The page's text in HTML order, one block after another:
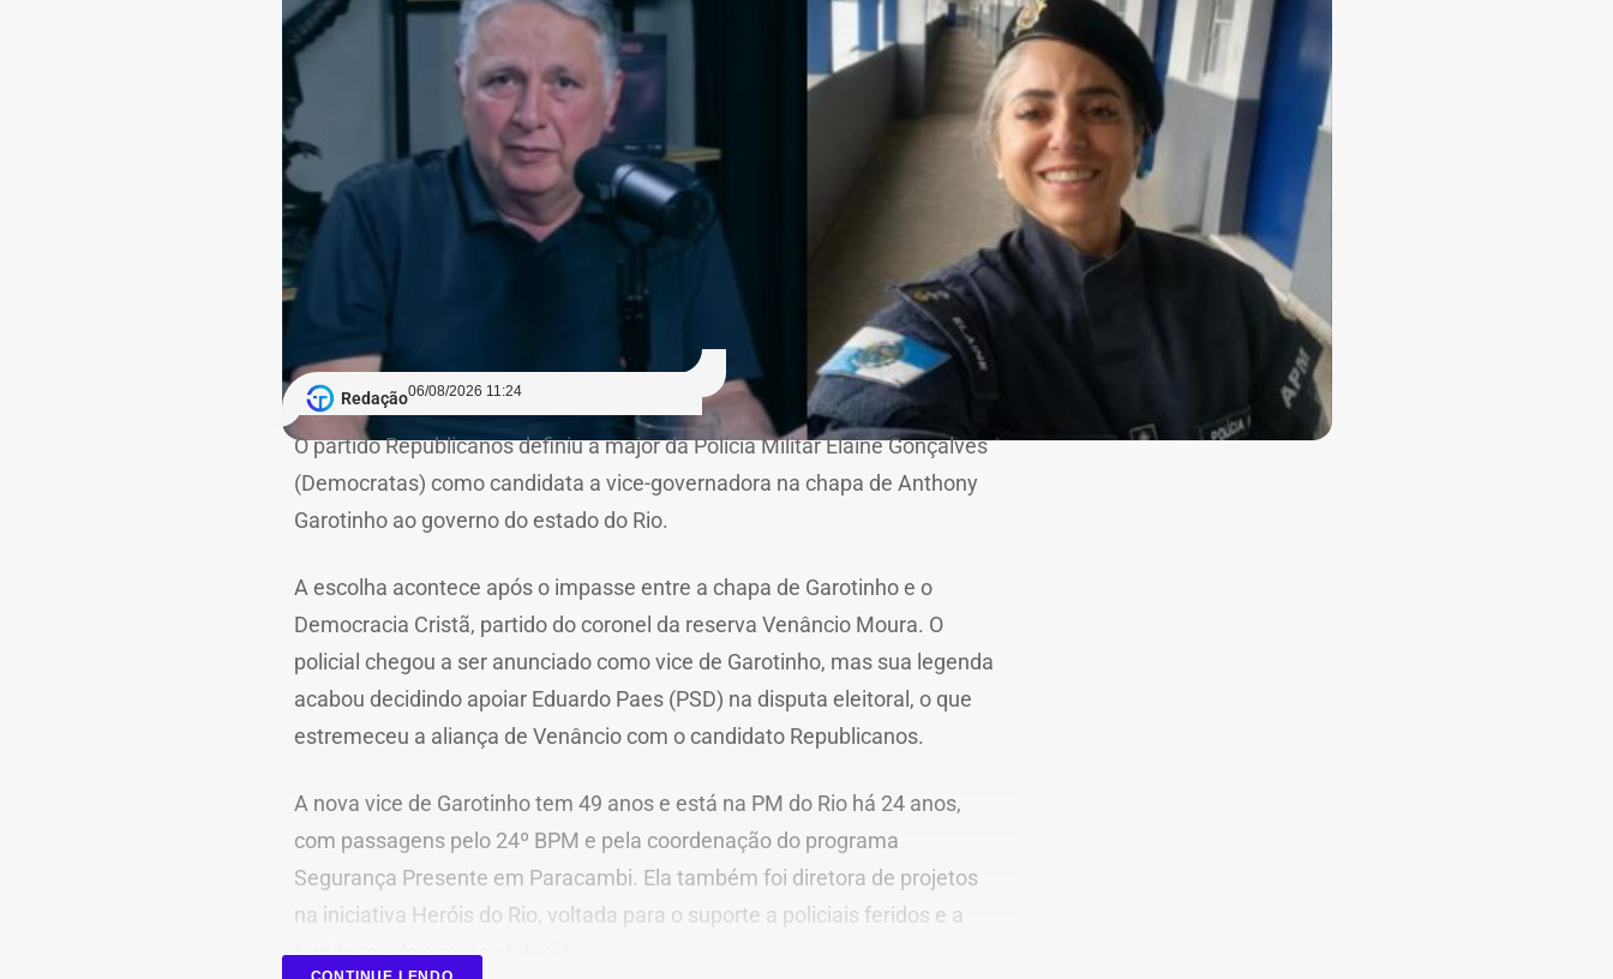
Redação06/08/2026 11:24
O partido Republicanos definiu a major da Polícia Militar Elaine Gonçalves
(Democratas) como candidata a vice-governadora na chapa de Anthony
Garotinho ao governo do estado do Rio.
A escolha acontece após o impasse entre a chapa de Garotinho e o
Democracia Cristã, partido do coronel da reserva Venâncio Moura. O
policial chegou a ser anunciado como vice de Garotinho, mas sua legenda
acabou decidindo apoiar Eduardo Paes (PSD) na disputa eleitoral, o que
estremeceu a aliança de Venâncio com o candidato Republicanos.
A nova vice de Garotinho tem 49 anos e está na PM do Rio há 24 anos,
com passagens pelo 24º BPM e pela coordenação do programa
Segurança Presente em Paracambi. Ela também foi diretora de projetos
na iniciativa Heróis do Rio, voltada para o suporte a policiais feridos e a
familiares de agentes falecidos.